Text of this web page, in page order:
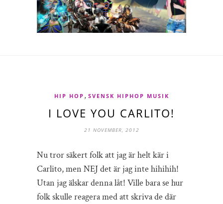
HIP HOP , SVENSK HIPHOP MUSIK
I LOVE YOU CARLITO!
21 NOVEMBER, 2012
Nu tror säkert folk att jag är helt kär i
Carlito, men NEJ det är jag inte hihihih!
Utan jag älskar denna låt! Ville bara se hur
folk skulle reagera med att skriva de där